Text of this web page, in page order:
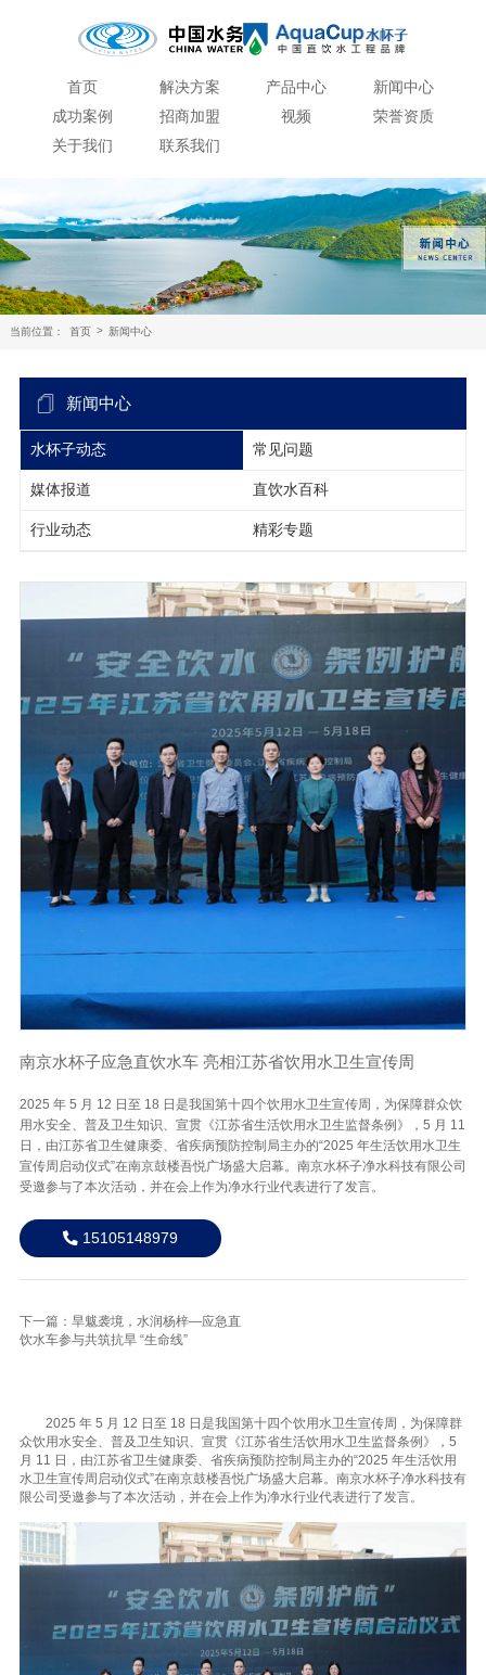
首页 解决方案 产品中心
新闻中心
成功案例
招商加盟 视频
荣誉资质
关于我们
联系我们
当前位置： 首页 > 新闻中心
新闻中心
水杯子动态 常见问题
媒体报道 直饮水百科
行业动态 精彩专题
南京水杯子应急直饮水车 亮相江苏省饮用水卫生宣传周
2025 年 5 月 12 日至 18 日是我国第十四个饮用水卫生宣传周，为保障群众饮
用水安全、普及卫生知识、宣贯《江苏省生活饮用水卫生监督条例》，5 月 11
日，由江苏省卫生健康委、省疾病预防控制局主办的“2025 年生活饮用水卫生
宣传周启动仪式”在南京鼓楼吾悦广场盛大启幕。南京水杯子净水科技有限公司
受邀参与了本次活动，并在会上作为净水行业代表进行了发言。
15105148979
下一篇：旱魃袭境，水润杨梓—应急直
饮水车参与共筑抗旱 “生命线”
2025 年 5 月 12 日至 18 日是我国第十四个饮用水卫生宣传周，为保障群
众饮用水安全、普及卫生知识、宣贯《江苏省生活饮用水卫生监督条例》，5
月 11 日，由江苏省卫生健康委、省疾病预防控制局主办的“2025 年生活饮用
水卫生宣传周启动仪式”在南京鼓楼吾悦广场盛大启幕。南京水杯子净水科技有
限公司受邀参与了本次活动，并在会上作为净水行业代表进行了发言。